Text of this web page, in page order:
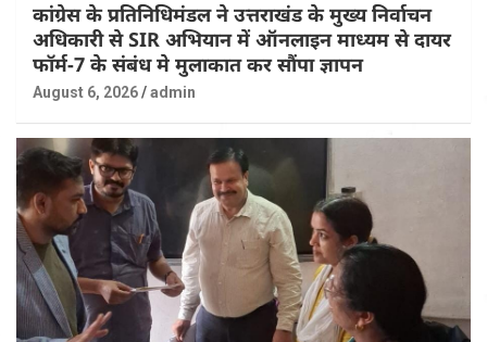
कांग्रेस के प्रतिनिधिमंडल ने उत्तराखंड के मुख्य निर्वाचन
अधिकारी से SIR अभियान में ऑनलाइन माध्यम से दायर
फॉर्म-7 के संबंध मे मुलाकात कर सौंपा ज्ञापन
August 6, 2026 admin